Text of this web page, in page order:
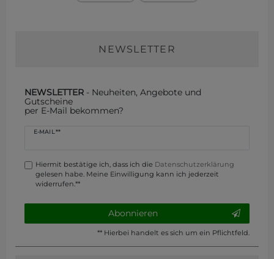
NEWSLETTER
NEWSLETTER - Neuheiten, Angebote und
Gutscheine
per E-Mail bekommen?
E-MAIL **
Newsletter
Hiermit bestätige ich, dass ich die Daten­schutz­erklärung
gelesen habe. Meine Einwilligung kann ich jederzeit
widerrufen.**
Abonnieren
** Hierbei handelt es sich um ein Pflichtfeld.